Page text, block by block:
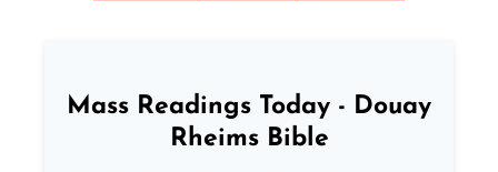
Mass Readings Today - Douay
Rheims Bible